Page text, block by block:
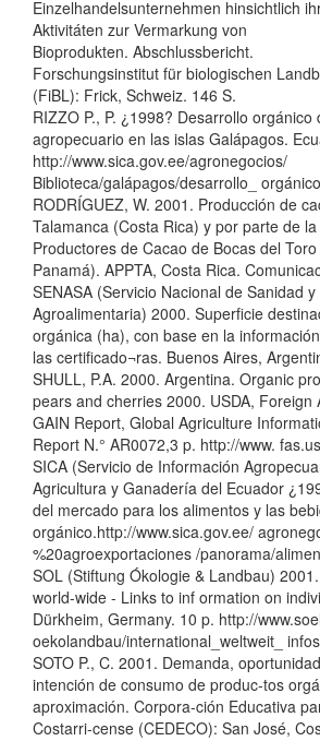
Einzelhandelsunternehmen hinsichtlich
Aktivitáten zur Vermarkung von
Bioprodukten. Abschlussbericht.
Forschungsinstitut für biologischen
(FiBL): Frick, Schweiz. 146 S.
RIZZO P., P. ¿1998? Desarrollo orgánico
agropecuario en las islas Galápagos.
http://www.sica.gov.ee/agronegocios/
Biblioteca/galápagos/desarrollo_
RODRÍGUEZ, W. 2001. Producción de
Talamanca (Costa Rica) y por parte de
Productores de Cacao de Bocas del
Panamá). APPTA, Costa Rica.
SENASA (Servicio Nacional de Sanidad y
Agroalimentaria) 2000. Superficie
orgánica (ha), con base en la
las certificado¬ras. Buenos Aires,
SHULL, P.A. 2000. Argentina. Organic
pears and cherries 2000. USDA, Foreign
GAIN Report, Global Agriculture
Report N.° AR0072,3 p. http://www.
SICA (Servicio de Información
Agricultura y Ganadería del Ecuador
del mercado para los alimentos y las
orgánico.http://www.sica.gov.ee/
%20agroexportaciones /panorama/
SOL (Stiftung Ókologie & Landbau)
world-wide - Links to inf ormation on
Dürkheim, Germany. 10 p. http://
oekolandbau/international_weltweit_
SOTO P., C. 2001. Demanda,
intención de consumo de produc-tos
aproximación. Corpora-ción Educativa
Costarri-cense (CEDECO): San José,